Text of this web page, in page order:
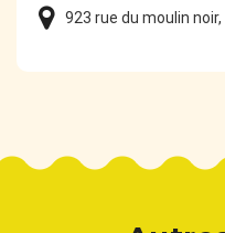
923 rue du moulin